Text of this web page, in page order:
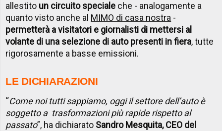
allestito un circuito speciale che - analogamente a
quanto visto anche al MIMO di casa nostra -
permetterà a visitatori e giornalisti di mettersi al
volante di una selezione di auto presenti in fiera, tutte
rigorosamente a basse emissioni.
LE DICHIARAZIONI
“Come noi tutti sappiamo, oggi il settore dell’auto è
soggetto a trasformazioni più rapide rispetto al
passato”, ha dichiarato Sandro Mesquita, CEO del